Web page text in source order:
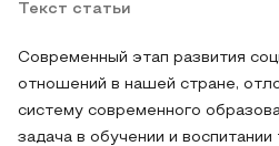
Текст статьи
Современный этап развития
отношений в нашей стране,
систему современного
задача в обучении и воспитании